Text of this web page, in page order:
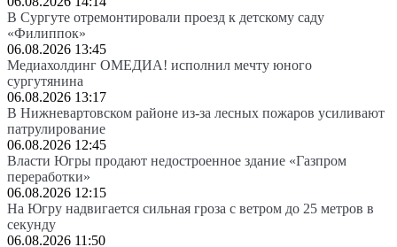
В Сургуте отремонтировали проезд к детскому саду
«Филиппок»
06.08.2026 13:45
Медиахолдинг ОМЕДИА! исполнил мечту юного
сургутянина
06.08.2026 13:17
В Нижневартовском районе из-за лесных пожаров усиливают
патрулирование
06.08.2026 12:45
Власти Югры продают недостроенное здание «Газпром
переработки»
06.08.2026 12:15
На Югру надвигается сильная гроза с ветром до 25 метров в
секунду
06.08.2026 11:50